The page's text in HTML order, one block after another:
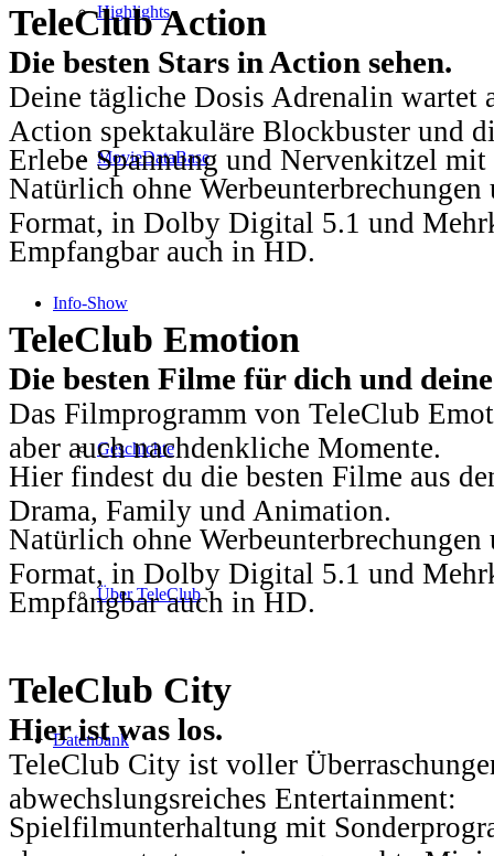
Highlights
MovieDataBase
Info-Show
Geschichte
Über TeleClub
Datenbank
TeleClub Action
Die besten Stars in Action sehen.
Deine tägliche Dosis Adrenalin wartet
Action spektakuläre Blockbuster und
Erlebe Spannung und Nervenkitzel
Natürlich ohne
Format, in Dolby Digital 5.1 und
Empfangbar auch in HD.
TeleClub Emotion
Die besten Filme für dich und
Das Filmprogramm von TeleClub
aber auch nachdenkliche Momente.
Hier findest du die besten Filme aus
Drama, Family und Animation.
Natürlich ohne
Format, in Dolby Digital 5.1 und
Empfangbar auch in HD.
TeleClub City
Hier ist was los.
TeleClub City ist voller
abwechslungsreiches Entertainment:
Spielfilmunterhaltung mit